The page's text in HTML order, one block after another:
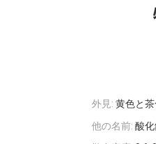
外見: 黄色と
他の名前: 酸